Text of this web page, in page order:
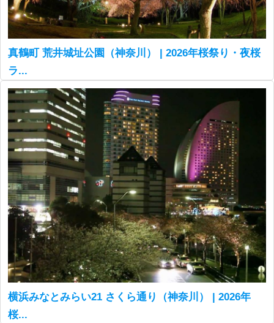
真鶴町 荒井城址公園（神奈川） | 2026年桜祭り・夜桜
ラ...
横浜みなとみらい21 さくら通り（神奈川） | 2026年
桜...